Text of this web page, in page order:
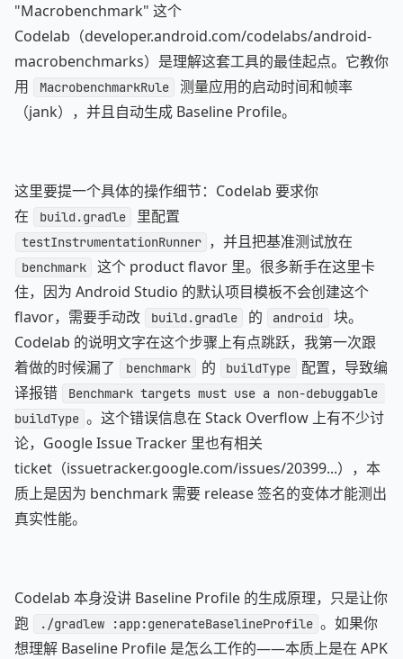
"Macrobenchmark" 这个
Codelab（developer.android.com/codelabs/android-
macrobenchmarks）是理解这套工具的最佳起点。它教你
用
MacrobenchmarkRule
测量应用的启动时间和帧率
（jank），并且自动生成 Baseline Profile。
这里要提一个具体的操作细节：Codelab 要求你
在
build.gradle 里配置
testInstrumentationRunner ，并且把基准测试放在
benchmark
这个 product flavor 里。很多新手在这里卡
住，因为 Android Studio 的默认项目模板不会创建这个
flavor，需要手动改
build.gradle 的 android
块。
Codelab 的说明文字在这个步骤上有点跳跃，我第一次跟
着做的时候漏了
benchmark 的 buildType
配置，导致编
译报错
Benchmark targets must use a non-debuggable
buildType 。这个错误信息在 Stack Overflow 上有不少讨
论，Google Issue Tracker 里也有相关
ticket（issuetracker.google.com/issues/20399...），本
质上是因为 benchmark 需要 release 签名的变体才能测出
真实性能。
Codelab 本身没讲 Baseline Profile 的生成原理，只是让你
跑
./gradlew :app:generateBaselineProfile 。如果你
想理解 Baseline Profile 是怎么工作的——本质上是在 APK